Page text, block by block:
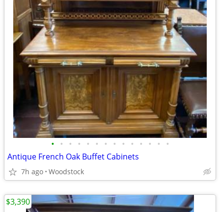
• • • • • • • • • • • • • •
Antique French Oak Buffet Cabinets
7h ago Woodstock
$3,390